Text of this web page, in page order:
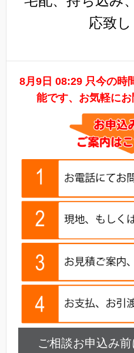
応致し
8月9日 08:29 只今の時
能です、お気軽にお
ご相談お申込み前